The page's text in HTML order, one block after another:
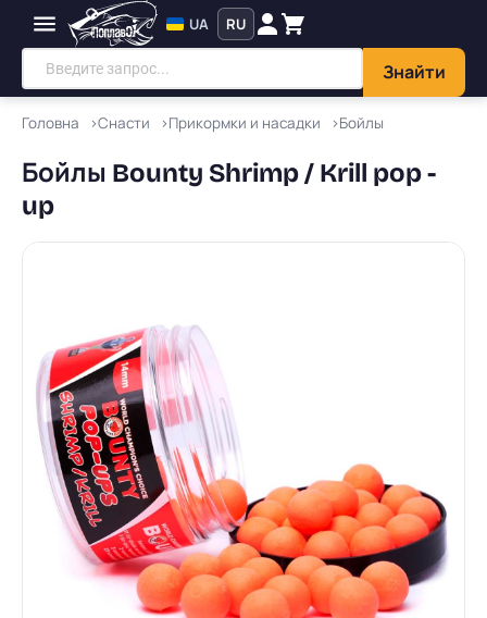
Знайти
UA RU
Головна Снасти Прикормки и насадки Бойлы
Бойлы Bounty Shrimp / Krill pop -
up